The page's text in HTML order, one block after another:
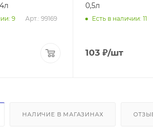
9 Арт.: 99169
0,5л
Есть в наличии: 11
103₽/шт
НАЛИЧИЕ В МАГАЗИНАХ